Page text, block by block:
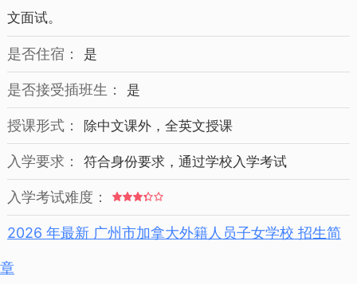
文面试。
是否住宿： 是
是否接受插班生： 是
授课形式： 除中文课外，全英文授课
入学要求： 符合身份要求，通过学校入学考试
入学考试难度：
2026 年最新 广州市加拿大外籍人员子女学校 招生简
章